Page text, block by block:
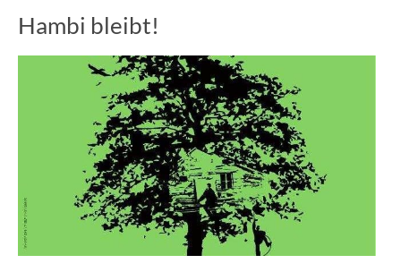
Hambi bleibt!